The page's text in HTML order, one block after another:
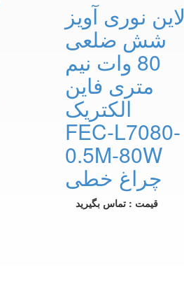
لاین نوری آویز
شش ضلعی
80 وات نیم
متری فاین
الکتریک
FEC-L7080-
0.5M-80W
چراغ خطی
قیمت : تماس بگیرید